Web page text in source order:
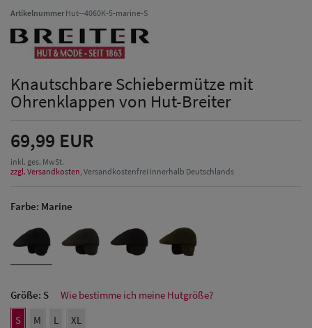
Herren
ArtikelnummerHut--4060K-5-marine-S
Knautschbare Schiebermütze mit
Ohrenklappen von Hut-Breiter
69,99 EUR
inkl. ges. MwSt.
zzgl. Versandkosten, Versandkostenfrei innerhalb Deutschlands
Farbe: Marine
Größe: S
Wie bestimme ich meine Hutgröße?
S
M L XL